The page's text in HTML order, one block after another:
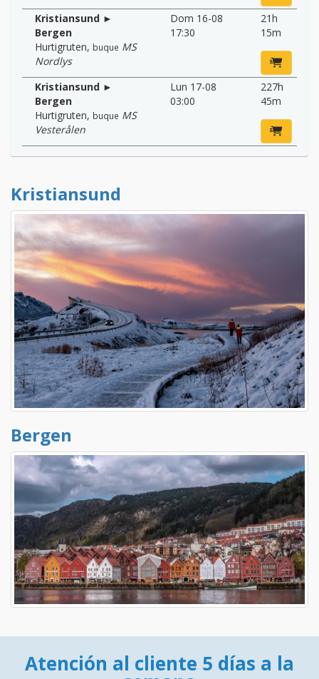
Kristiansund ►
Bergen
Hurtigruten, buque MS
Nordlys
Dom 16-08
17:30
21h
15m
Kristiansund ►
Bergen
Hurtigruten, buque MS
Vesterålen
Lun 17-08
03:00
227h
45m
Kristiansund
Bergen
Atención al cliente 5 días a la